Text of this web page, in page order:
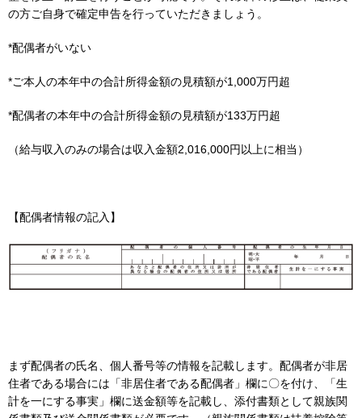
の方ご自身で確定申告を行っていただきましょう。
*配偶者がいない
*ご本人の本年中の合計所得金額の見積額が1,000万円超
*配偶者の本年中の合計所得金額の見積額が133万円超
（給与収入のみの場合は収入金額2,016,000円以上に相当）
【配偶者情報の記入】
まず配偶者の氏名、個人番号等の情報を記載します。配偶者が非居
住者である場合には「非居住者である配偶者」欄に〇を付け、「生
計を一にする事実」欄に送金額等を記載し、添付書類として親族関